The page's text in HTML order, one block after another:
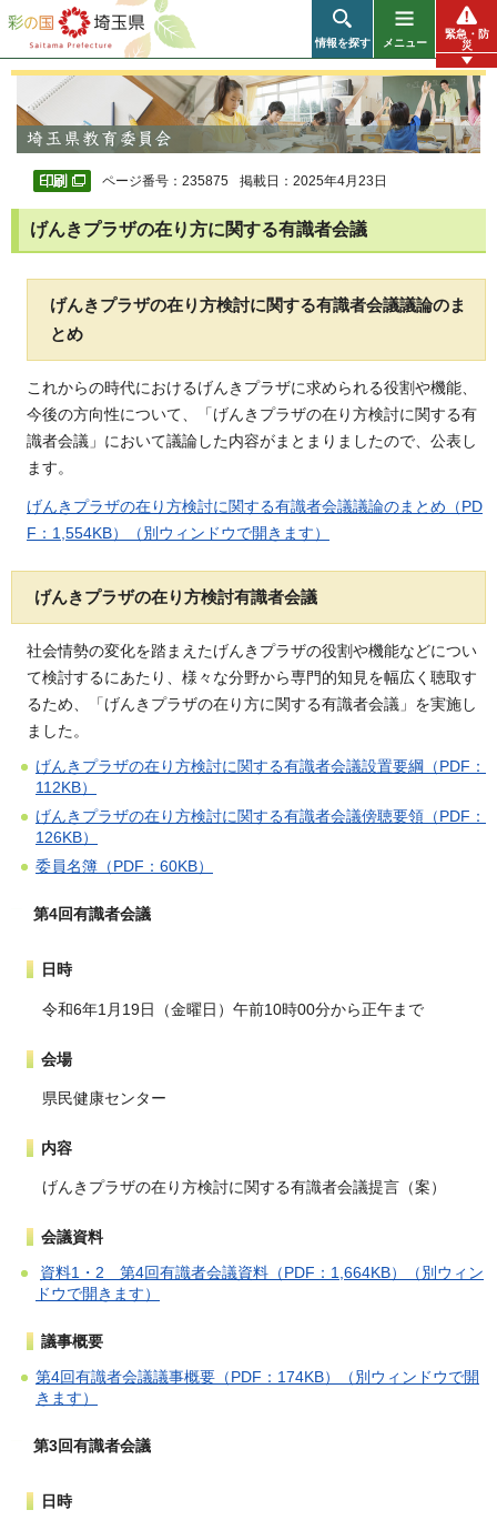
彩の国 埼玉県
情報を探す メニュー
緊急・防
災
ページ番号：235875 掲載日：2025年4月23日
げんきプラザの在り方に関する有識者会議
げんきプラザの在り方検討に関する有識者会議議論のま
とめ
これからの時代におけるげんきプラザに求められる役割や機能、
今後の方向性について、「げんきプラザの在り方検討に関する有
識者会議」において議論した内容がまとまりましたので、公表し
ます。
げんきプラザの在り方検討に関する有識者会議議論のまとめ（PD
F：1,554KB）（別ウィンドウで開きます）
げんきプラザの在り方検討有識者会議
社会情勢の変化を踏まえたげんきプラザの役割や機能などについ
て検討するにあたり、様々な分野から専門的知見を幅広く聴取す
るため、「げんきプラザの在り方に関する有識者会議」を実施し
ました。
げんきプラザの在り方検討に関する有識者会議設置要綱（PDF：
112KB）
げんきプラザの在り方検討に関する有識者会議傍聴要領（PDF：
126KB）
委員名簿（PDF：60KB）
第4回有識者会議
日時
令和6年1月19日（金曜日）午前10時00分から正午まで
会場
県民健康センター
内容
げんきプラザの在り方検討に関する有識者会議提言（案）
会議資料
資料1・2 第4回有識者会議資料（PDF：1,664KB）（別ウィン
ドウで開きます）
議事概要
第4回有識者会議議事概要（PDF：174KB）（別ウィンドウで開
きます）
第3回有識者会議
日時